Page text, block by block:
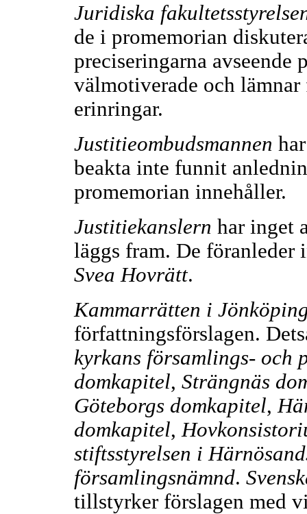
Juridiska
de i promemorian
preciseringarna avseende
välmotiverade och
erinringar.
Justitieombudsmannen
beakta inte funnit
promemorian innehåller.
Justitiekanslern har inget
läggs fram. De föranleder
Svea Hovrätt.
Kammarrätten i
författningsförslagen.
kyrkans församlings- och
domkapitel, Strängnäs
Göteborgs domkapitel,
domkapitel,
stiftsstyrelsen i
församlingsnämnd.
tillstyrker förslagen med